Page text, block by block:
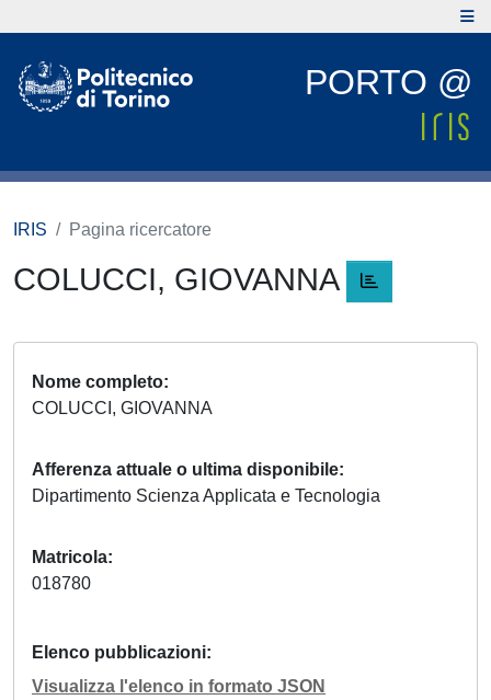
PORTO @
IRIS Pagina ricercatore
COLUCCI, GIOVANNA
Nome completo
COLUCCI, GIOVANNA
Afferenza attuale o ultima disponibile
Dipartimento Scienza Applicata e Tecnologia
Matricola
018780
Elenco pubblicazioni
Visualizza l'elenco in formato JSON